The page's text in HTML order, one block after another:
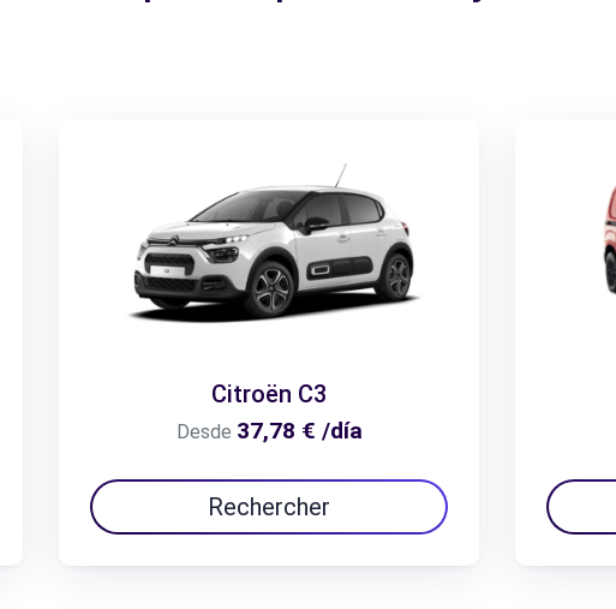
Citroën C3
Desde 37,78 € /día
Rechercher